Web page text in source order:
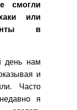
смогли
или
в
день нам
и
Часто
я